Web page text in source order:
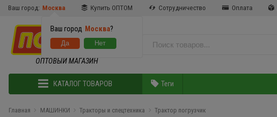
Ваш город: Москва
Ваш город Москва?
Купить ОПТОМ Сотрудничество Оплата
ОПТОВЫЙ МАГАЗИН
КАТАЛОГ ТОВАРОВ Теги
Главная МАШИНКИ Тракторы и спецтехника Трактор погрузчик